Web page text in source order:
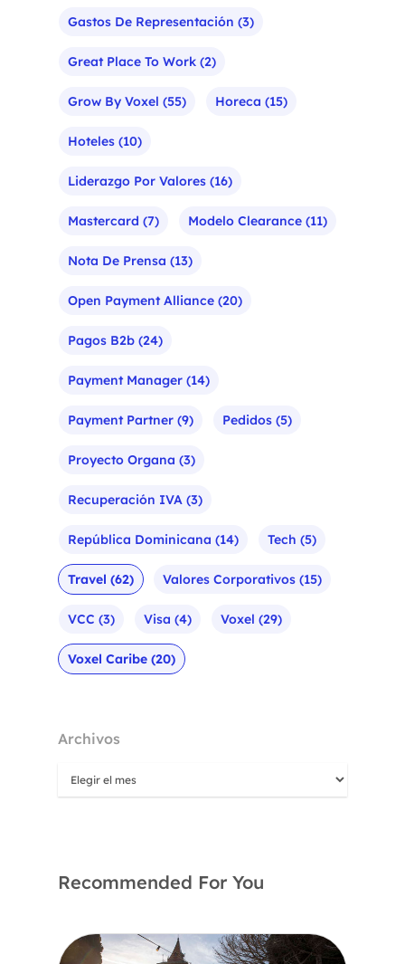
Gastos De Representación (3)
Great Place To Work (2)
Grow By Voxel (55) Horeca (15)
Hoteles (10)
Liderazgo Por Valores (16)
Mastercard (7) Modelo Clearance (11)
Nota De Prensa (13)
Open Payment Alliance (20)
Pagos B2b (24)
Payment Manager (14)
Payment Partner (9) Pedidos (5)
Proyecto Organa (3)
Recuperación IVA (3)
República Dominicana (14) Tech (5)
Travel (62) Valores Corporativos (15)
VCC (3) Visa (4) Voxel (29)
Voxel Caribe (20)
Archivos
Recommended For You